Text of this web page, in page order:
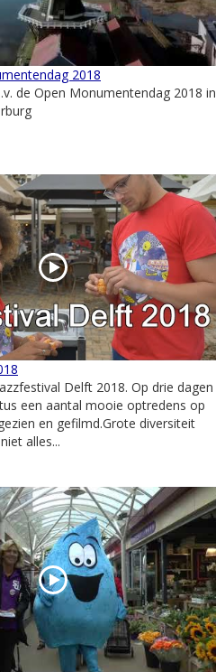
2018
de Open Monumentendag 2018 in
Delft 2018. Op drie dagen
een aantal mooie optredens op
en gefilmd.Grote diversiteit
alles...